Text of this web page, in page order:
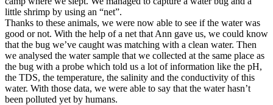
little shrimp by using an “net”.
Thanks to these animals, we were now able to see if the water was
good or not. With the help of a net that Ann gave us, we could know
that the bug we’ve caught was matching with a clean water. Then
we analysed the water sample that we collected at the same place as
the bug with a probe which told us a lot of information like the pH,
the TDS, the temperature, the salinity and the conductivity of this
water. With those data, we were able to say that the water hasn’t
been polluted yet by humans.